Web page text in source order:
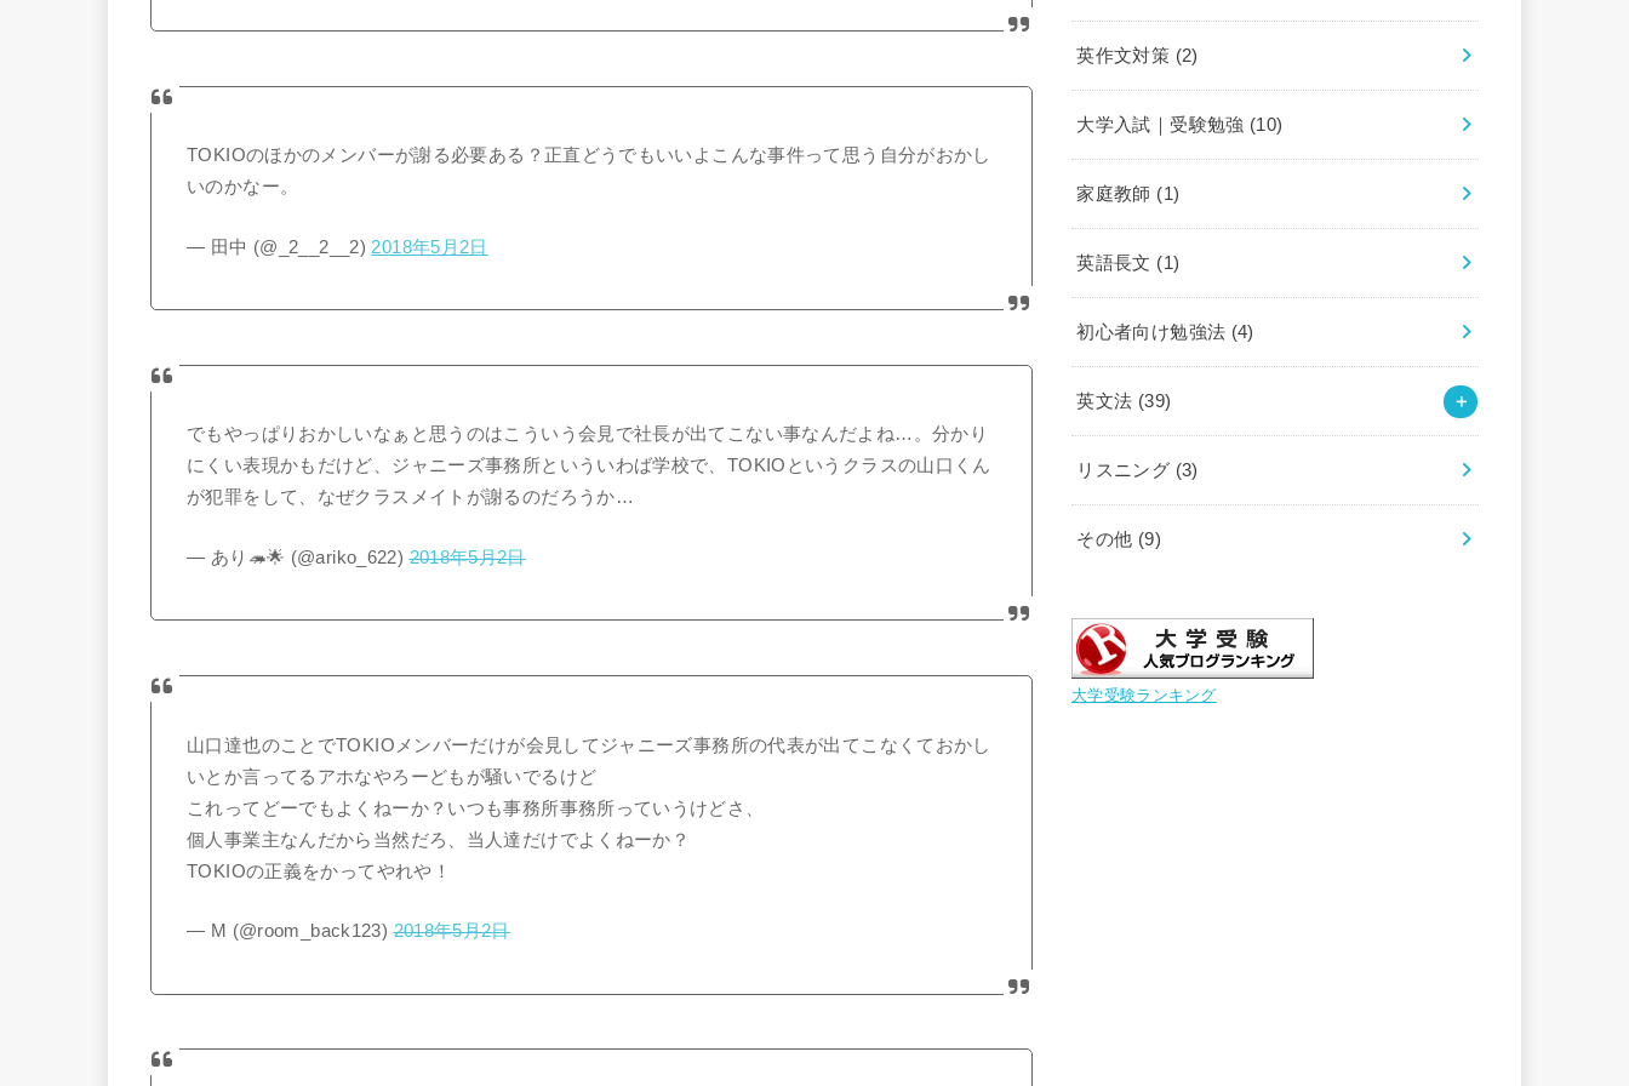
TOKIOのほかのメンバーが謝る必要ある？正直どうでもいいよこんな事件って思う自分がおかし
いのかなー。
— 田中 (@_2__2__2) 2018年5月2日
でもやっぱりおかしいなぁと思うのはこういう会見で社長が出てこない事なんだよね…。分かり
にくい表現かもだけど、ジャニーズ事務所といういわば学校で、TOKIOというクラスの山口くん
が犯罪をして、なぜクラスメイトが謝るのだろうか…
— あり🦔🌟 (@ariko_622)2018年5月2日
山口達也のことでTOKIOメンバーだけが会見してジャニーズ事務所の代表が出てこなくておかし
いとか言ってるアホなやろーどもが騒いでるけど
これってどーでもよくねーか？いつも事務所事務所っていうけどさ、
個人事業主なんだから当然だろ、当人達だけでよくねーか？
TOKIOの正義をかってやれや！
— M (@room_back123)2018年5月2日
英作文対策 (2)
大学入試｜受験勉強 (10)
家庭教師 (1)
英語長文 (1)
初心者向け勉強法 (4)
英文法 (39)
リスニング (3)
その他 (9)
大学受験ランキング